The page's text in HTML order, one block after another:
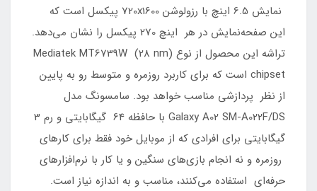
نمایش 6.5 اینچ با رزولوشن 720x1600 پیکسل است که
این صفحه‌نمایش در هر اینچ 270 پیکسل را نشان می‌دهد.
تراشه این محصول از نوع Mediatek MT6739W (28 nm)
chipset است که برای کاربرد روزمره و متوسط رو به پایین
از نظر پردازشی مناسب خواهد بود. سامسونگ مدل
Galaxy A02 SM-A022F/DS با حافظه 64 گیگابایتی و رم 3
گیگابایتی برای افرادی که از موبایل خود فقط برای کارهای
روزمره و نه انجام بازی‌های سنگین و یا کار با نرم‌افزارهای
حرفه‌ای استفاده می‌کنند، مناسب و به اندازه نیاز است.